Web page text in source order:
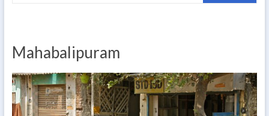
Mahabalipuram